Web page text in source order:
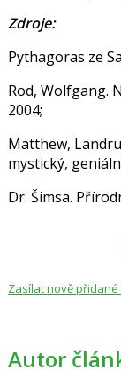
Zdroje:
Pythagoras ze
Rod, Wolfgang.
2004;
Matthew,
mystický,
Dr. Šimsa.
Zasílat nově
Autor